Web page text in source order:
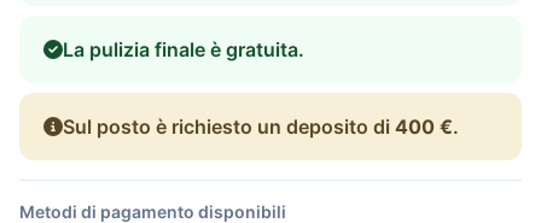
La pulizia finale è gratuita.
Sul posto è richiesto un deposito di 400 €.
Metodi di pagamento disponibili